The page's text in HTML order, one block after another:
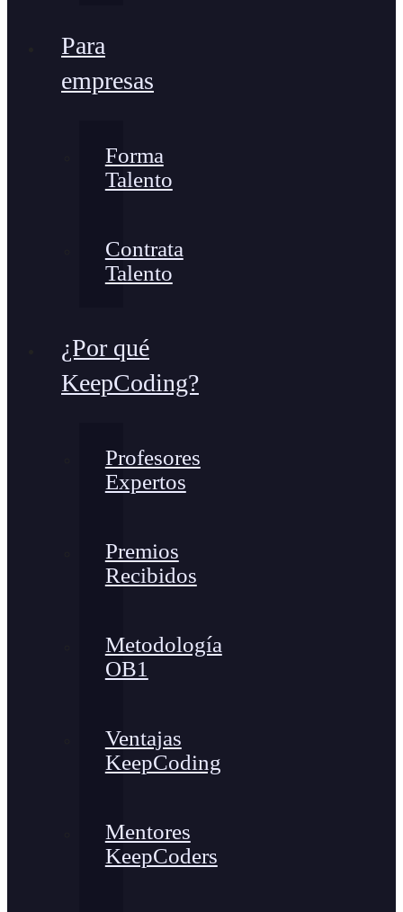
Para
empresas
Forma
Talento
Contrata
Talento
¿Por qué
KeepCoding?
Profesores
Expertos
Premios
Recibidos
Metodología
OB1
Ventajas
KeepCoding
Mentores
KeepCoders